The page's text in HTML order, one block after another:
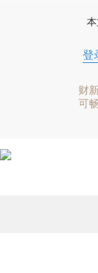
登
财
可